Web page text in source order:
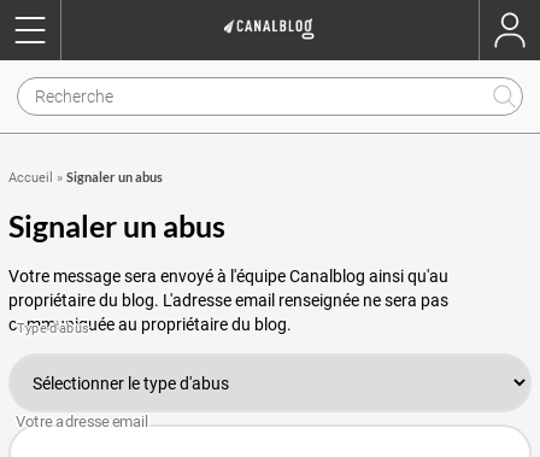
Accueil » Signaler un abus
Signaler un abus
Votre message sera envoyé à l'équipe Canalblog ainsi qu'au
propriétaire du blog. L'adresse email renseignée ne sera pas
communiquée au propriétaire du blog.